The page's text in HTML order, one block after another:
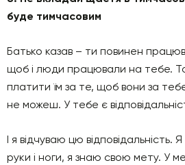
буде тимчасовим
Батько казав – ти повинен
щоб і люди працювали на тебе.
платити їм за те, щоб вони за
не можеш. У тебе є
І я відчуваю цю відповідальність.
руки і ноги, я знаю свою мету. У